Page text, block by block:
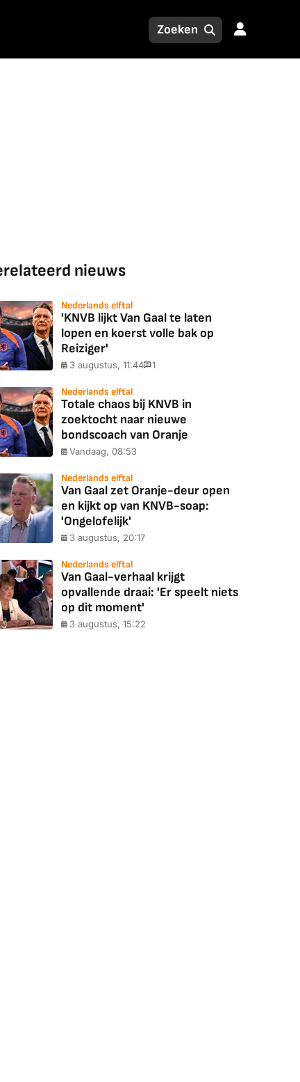
nieuws
Nederlands elftal
'KNVB lijkt Van Gaal te laten
lopen en koerst volle bak op
Reiziger'
3 augustus, 11:44 1
Nederlands elftal
Totale chaos bij KNVB in
zoektocht naar nieuwe
bondscoach van Oranje
Vandaag, 08:53
Nederlands elftal
Van Gaal zet Oranje-deur open
en kijkt op van KNVB-soap:
'Ongelofelijk'
3 augustus, 20:17
Nederlands elftal
Van Gaal-verhaal krijgt
opvallende draai: 'Er speelt niets
op dit moment'
3 augustus, 15:22